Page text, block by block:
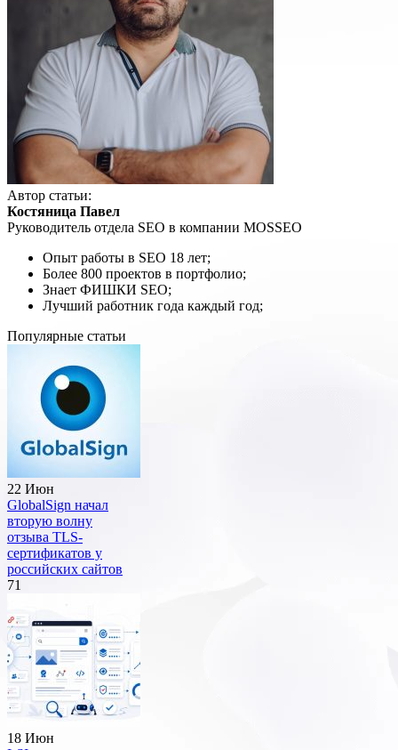
Автор статьи:
Костяница Павел
Руководитель отдела SEO в компании MOSSEO
Опыт работы в SEO 18 лет;
Более 800 проектов в портфолио;
Знает ФИШКИ SEO;
Лучший работник года каждый год;
Популярные статьи
22 Июн
GlobalSign начал
вторую волну
отзыва TLS-
сертификатов у
российских сайтов
71
18 Июн